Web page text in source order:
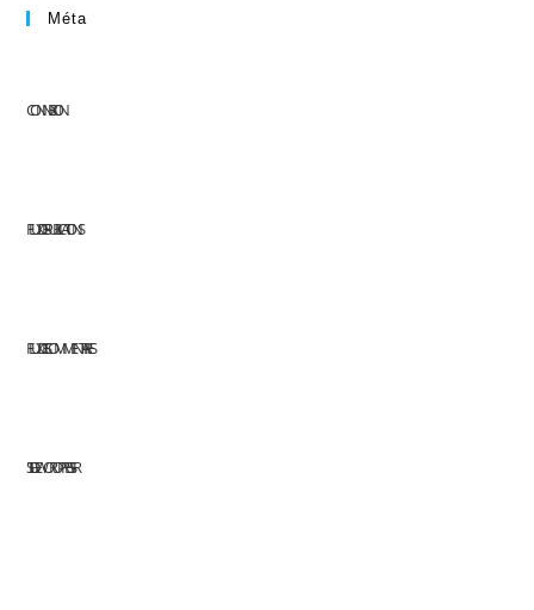
Méta
CONNEXION
FLUX DES PUBLICATIONS
FLUX DES COMMENTAIRES
SITE DE WORDPRESS-FR